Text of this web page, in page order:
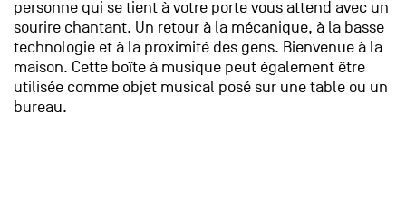
personne qui se tient à votre porte vous attend avec un
sourire chantant. Un retour à la mécanique, à la basse
technologie et à la proximité des gens. Bienvenue à la
maison. Cette boîte à musique peut également être
utilisée comme objet musical posé sur une table ou un
bureau.